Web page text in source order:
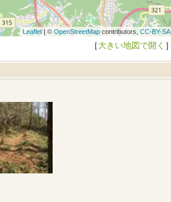
Leaflet| ©OpenStreetMapcontributors,CC-BY-SA
［大きい地図で開く ］